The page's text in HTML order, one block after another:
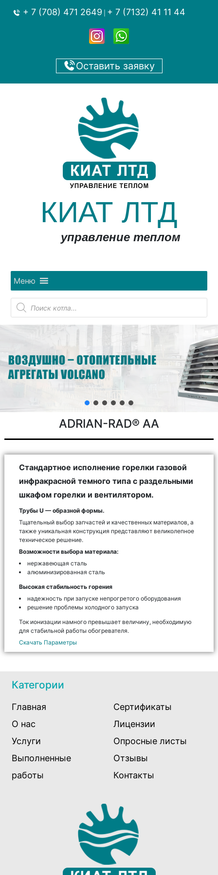
+ 7 (708) 471 2649 + 7 (7132) 41 11 44
Оставить заявку
КИАТ ЛТД
управление теплом
Меню
Поиск
товаров
ADRIAN-RAD® AA
Стандартное исполнение горелки газовой
инфракрасной темного типа с раздельными
шкафом горелки и вентилятором.
Трубы U — образной формы.
Тщательный выбор запчастей и качественных материалов, а
также уникальная конструкция представляют великолепное
техническое решение.
Возможности выбора материала:
нержавеющая сталь
алюминизированная сталь
Высокая стабильность горения
надежность при запуске непрогретого оборудования
решение проблемы холодного запуска
Ток ионизации намного превышает величину, необходимую
для стабильной работы обогревателя.
Скачать Параметры
Категории
Главная
О нас
Услуги
Выполненные
работы
Сертификаты
Лицензии
Опросные листы
Отзывы
Контакты